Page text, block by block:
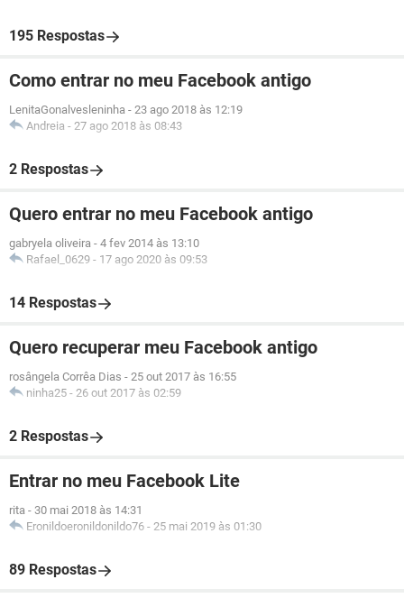
195 Respostas
Como entrar no meu Facebook antigo
LenitaGonalvesleninha - 23 ago 2018 às 12:19
Andreia - 27 ago 2018 às 08:43
2 Respostas
Quero entrar no meu Facebook antigo
gabryela oliveira - 4 fev 2014 às 13:10
Rafael_0629 - 17 ago 2020 às 09:53
14 Respostas
Quero recuperar meu Facebook antigo
rosângela Corrêa Dias - 25 out 2017 às 16:55
ninha25 - 26 out 2017 às 02:59
2 Respostas
Entrar no meu Facebook Lite
rita - 30 mai 2018 às 14:31
Eronildoeronildonildo76 - 25 mai 2019 às 01:30
89 Respostas